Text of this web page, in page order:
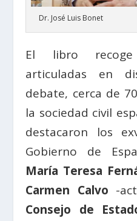
Dr. José Luis Bonet
El libro recoge
articuladas en
debate, cerca de
la sociedad civil
destacaron los
Gobierno de
María Teresa
Carmen Calvo -
Consejo de